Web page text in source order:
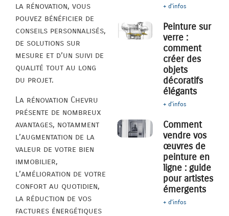
la rénovation, vous
pouvez bénéficier de
conseils personnalisés,
de solutions sur
mesure et d’un suivi de
qualité tout au long
du projet.
La rénovation Chevru
présente de nombreux
avantages, notamment
l’augmentation de la
valeur de votre bien
immobilier,
l’amélioration de votre
confort au quotidien,
la réduction de vos
factures énergétiques
+ d'infos
Peinture sur
verre :
comment
créer des
objets
décoratifs
élégants
+ d'infos
Comment
vendre vos
œuvres de
peinture en
ligne : guide
pour artistes
émergents
+ d'infos